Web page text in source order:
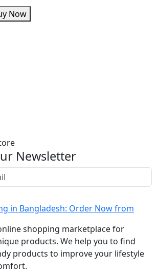
Now
Newsletter
shopping marketplace for
products. We help you to find
products to improve your lifestyle